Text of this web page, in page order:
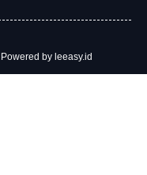
Powered by leeasy.id